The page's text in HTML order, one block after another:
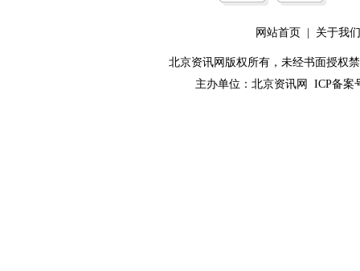
网站首页 关于我们
北京资讯网版权所有，未经书面授权
主办单位： 北京资讯网 ICP备案